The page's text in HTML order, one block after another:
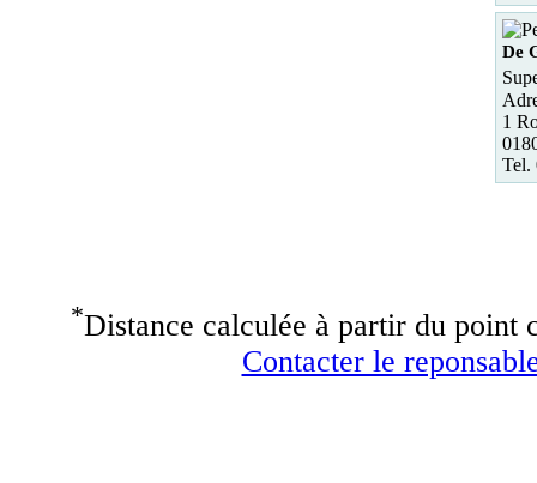
De
1
Tel.
*Distance calculée à partir du point
Contacter le